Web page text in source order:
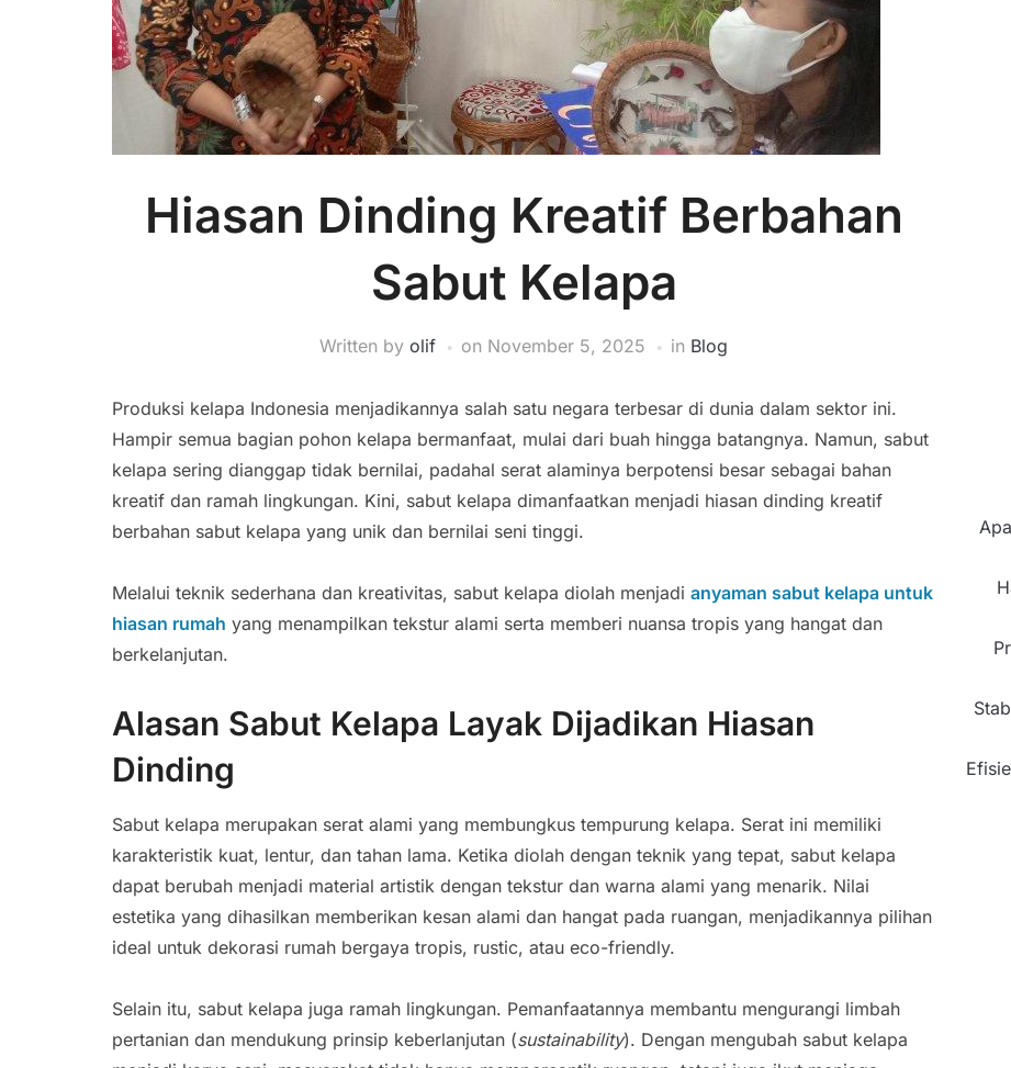
Hiasan Dinding Kreatif Berbahan
Sabut Kelapa
Written by olif on November 5, 2025 in Blog
Produksi kelapa Indonesia menjadikannya salah satu negara terbesar di dunia dalam sektor ini.
Hampir semua bagian pohon kelapa bermanfaat, mulai dari buah hingga batangnya. Namun, sabut
kelapa sering dianggap tidak bernilai, padahal serat alaminya berpotensi besar sebagai bahan
kreatif dan ramah lingkungan. Kini, sabut kelapa dimanfaatkan menjadi hiasan dinding kreatif
berbahan sabut kelapa yang unik dan bernilai seni tinggi.
Melalui teknik sederhana dan kreativitas, sabut kelapa diolah menjadi anyaman sabut kelapa untuk
hiasan rumah yang menampilkan tekstur alami serta memberi nuansa tropis yang hangat dan
berkelanjutan.
Alasan Sabut Kelapa Layak Dijadikan Hiasan
Dinding
Sabut kelapa merupakan serat alami yang membungkus tempurung kelapa. Serat ini memiliki
karakteristik kuat, lentur, dan tahan lama. Ketika diolah dengan teknik yang tepat, sabut kelapa
dapat berubah menjadi material artistik dengan tekstur dan warna alami yang menarik. Nilai
estetika yang dihasilkan memberikan kesan alami dan hangat pada ruangan, menjadikannya pilihan
ideal untuk dekorasi rumah bergaya tropis, rustic, atau eco-friendly.
Selain itu, sabut kelapa juga ramah lingkungan. Pemanfaatannya membantu mengurangi limbah
pertanian dan mendukung prinsip keberlanjutan (sustainability). Dengan mengubah sabut kelapa